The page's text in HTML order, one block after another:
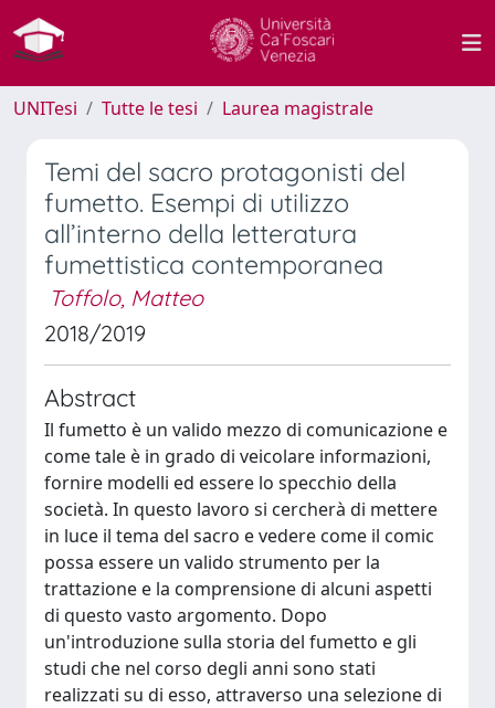
UNITesi Tutte le tesi Laurea magistrale
Temi del sacro protagonisti del
fumetto. Esempi di utilizzo
all’interno della letteratura
fumettistica contemporanea
Toffolo, Matteo
2018/2019
Abstract
Il fumetto è un valido mezzo di comunicazione e
come tale è in grado di veicolare informazioni,
fornire modelli ed essere lo specchio della
società. In questo lavoro si cercherà di mettere
in luce il tema del sacro e vedere come il comic
possa essere un valido strumento per la
trattazione e la comprensione di alcuni aspetti
di questo vasto argomento. Dopo
un'introduzione sulla storia del fumetto e gli
studi che nel corso degli anni sono stati
realizzati su di esso, attraverso una selezione di